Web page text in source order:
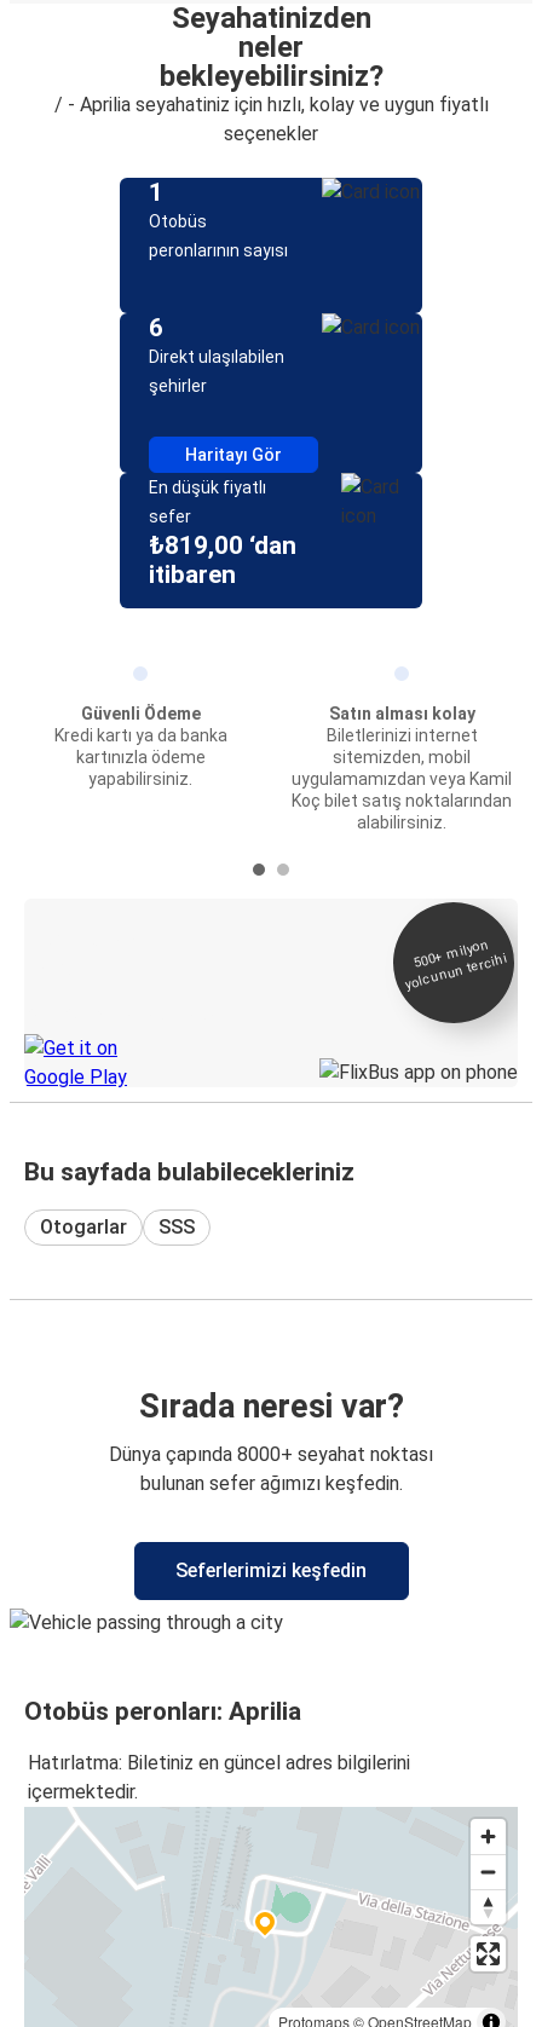
Seyahatinizden
neler
bekleyebilirsiniz?
/ - Aprilia seyahatiniz için hızlı, kolay ve uygun fiyatlı
seçenekler
1
Otobüs
peronlarının sayısı
6
Direkt ulaşılabilen
şehirler
Haritayı Gör
En düşük fiyatlı
sefer
₺819,00 ‘dan
itibaren
Güvenli Ödeme
Kredi kartı ya da banka
kartınızla ödeme
yapabilirsiniz.
Satın alması kolay
Biletlerinizi internet
sitemizden, mobil
uygulamamızdan veya Kamil
Koç bilet satış noktalarından
alabilirsiniz.
500+
milyon
yolcunun tercihi
Bu sayfada bulabilecekleriniz
Otogarlar SSS
Sırada neresi var?
Dünya çapında 8000+ seyahat noktası
bulunan sefer ağımızı keşfedin.
Seferlerimizi keşfedin
Otobüs peronları: Aprilia
Hatırlatma: Biletiniz en güncel adres bilgilerini
içermektedir.
Protomaps©OpenStreetMap